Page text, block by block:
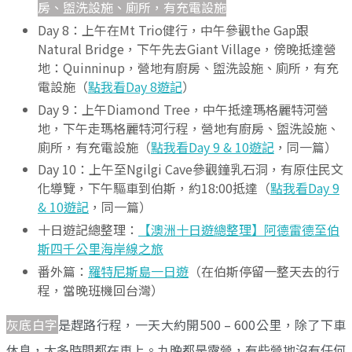
房、盥洗設施、廁所，有充電設施
Day 8：上午在Mt Trio健行，中午參觀the Gap跟
Natural Bridge，下午先去Giant Village，傍晚抵達營
地：Quinninup，營地有廚房、盥洗設施、廁所，有充
電設施（點我看Day 8遊記）
Day 9：上午Diamond Tree，中午抵達瑪格麗特河營
地，下午走瑪格麗特河行程，營地有廚房、盥洗設施、
廁所，有充電設施（點我看Day 9 & 10遊記 ，同一篇）
Day 10：上午至Ngilgi Cave參觀鐘乳石洞，有原住民文
化導覽，下午驅車到伯斯，約18:00抵達（點我看Day 9
& 10遊記 ，同一篇）
十日遊記總整理：
【澳洲十日遊總整理】阿德雷德至伯
斯四千公里海岸線之旅
番外篇： 羅特尼斯島一日遊 （在伯斯停留一整天去的行
程，當晚班機回台灣）
灰底白字是趕路行程，一天大約開500 – 600公里，除了下車